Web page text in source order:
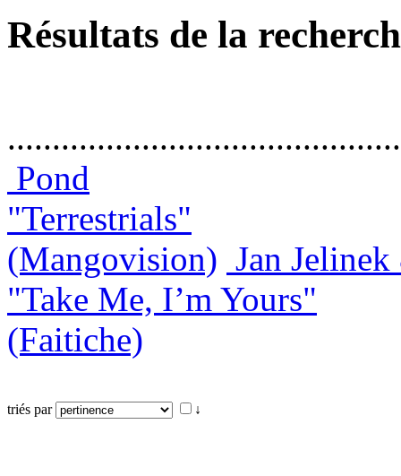
Résultats de la
Pond
"Terrestrials"
(Mangovision) Jan
"Take Me, I’m Yours"
(Faitiche)
triés par ↓